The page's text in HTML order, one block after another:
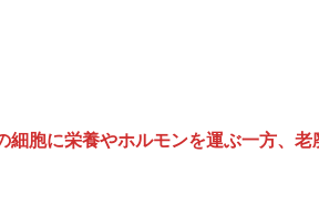
胞に栄養やホルモンを運ぶ一方、老